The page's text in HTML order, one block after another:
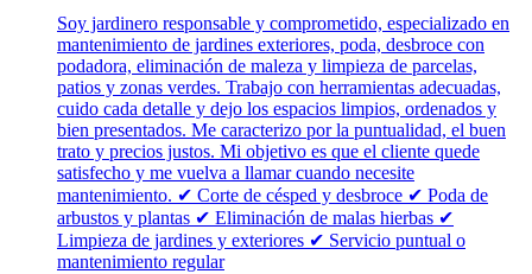
Soy jardinero responsable y comprometido, especializado en
mantenimiento de jardines exteriores, poda, desbroce con
podadora, eliminación de maleza y limpieza de parcelas,
patios y zonas verdes. Trabajo con herramientas adecuadas,
cuido cada detalle y dejo los espacios limpios, ordenados y
bien presentados. Me caracterizo por la puntualidad, el buen
trato y precios justos. Mi objetivo es que el cliente quede
satisfecho y me vuelva a llamar cuando necesite
mantenimiento. ✔ Corte de césped y desbroce ✔ Poda de
arbustos y plantas ✔ Eliminación de malas hierbas ✔
Limpieza de jardines y exteriores ✔ Servicio puntual o
mantenimiento regular